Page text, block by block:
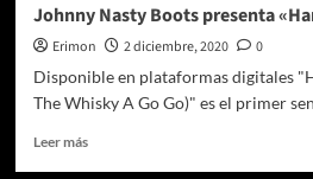
Johnny Nasty Boots presenta
Erimon 2 diciembre, 2020
0
Disponible en plataformas digitales
The Whisky A Go Go)" es el primer
Leer másLeer